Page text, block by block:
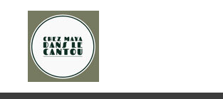
dans le Cantou